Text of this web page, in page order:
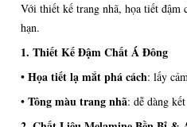
Với thiết kế trang nhã, họa tiết đậm
hạn.
1. Thiết Kế Đậm Chất Á Đông
• Họa tiết lạ mắt phá cách: lấy
• Tông màu trang nhã: dễ dàng